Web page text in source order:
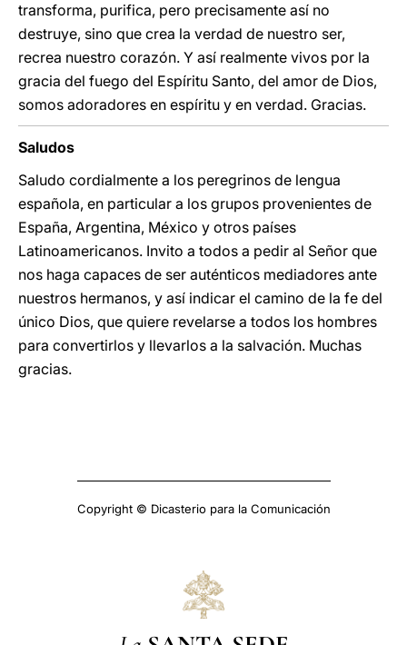
transforma, purifica, pero precisamente así no
destruye, sino que crea la verdad de nuestro ser,
recrea nuestro corazón. Y así realmente vivos por la
gracia del fuego del Espíritu Santo, del amor de Dios,
somos adoradores en espíritu y en verdad. Gracias.
Saludos
Saludo cordialmente a los peregrinos de lengua
española, en particular a los grupos provenientes de
España, Argentina, México y otros países
Latinoamericanos. Invito a todos a pedir al Señor que
nos haga capaces de ser auténticos mediadores ante
nuestros hermanos, y así indicar el camino de la fe del
único Dios, que quiere revelarse a todos los hombres
para convertirlos y llevarlos a la salvación. Muchas
gracias.
Copyright © Dicasterio para la Comunicación